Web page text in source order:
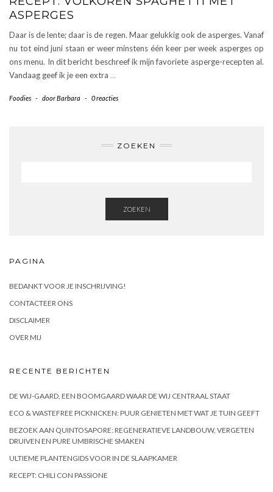
ASPERGES
Daar is de lente; daar is de regen. Maar gelukkig ook de asperges. Vanaf
nu tot eind juni staan er weer minstens één keer per week asperges op
ons menu. In dit bericht beschreef ik mijn favoriete asperge-recepten al.
Vandaag geef ik je een extra …
Foodies - doorBarbara - 0 reacties
ZOEKEN
ZOEKEN
PAGINA
BEDANKT VOOR JE INSCHRIJVING!
CONTACTEER ONS
DISCLAIMER
OVER MIJ
RECENTE BERICHTEN
DE WIJ-GAARD, EEN BOOMGAARD WAAR DE WIJ CENTRAAL STAAT
ECO & WASTEFREE PICKNICKEN: PUUR GENIETEN MET WAT JE TUIN GEEFT
BEZOEK AAN QUINTOSAPORE: REGENERATIEVE LANDBOUW, VERGETEN
DRUIVEN EN PURE UMBRISCHE SMAKEN
ULTIEME PLANTENGIDS VOOR IN DE SLAAPKAMER
RECEPT: CHILI CON PASSIONE